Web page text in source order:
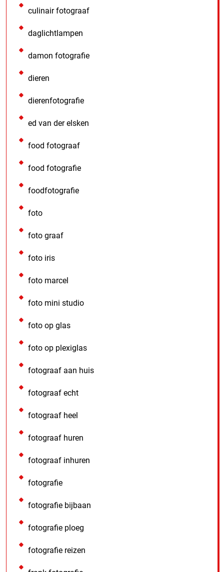
culinair fotograaf
daglichtlampen
damon fotografie
dieren
dierenfotografie
ed van der elsken
food fotograaf
food fotografie
foodfotografie
foto
foto graaf
foto iris
foto marcel
foto mini studio
foto op glas
foto op plexiglas
fotograaf aan huis
fotograaf echt
fotograaf heel
fotograaf huren
fotograaf inhuren
fotografie
fotografie bijbaan
fotografie ploeg
fotografie reizen